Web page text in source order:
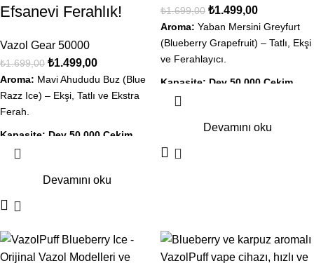
Efsanevi Ferahlık!
Vazol Gear 50000
₺1.699,00 ₺1.499,00
Aroma: Mavi Ahududu Buz (Blue
Razz Ice) – Ekşi, Tatlı ve Ekstra
Ferah.
Kapasite: Dev 50.000 Çekim
(Aylar süren kullanım).
Likit ve Şarj göstergeli
Teknoloji:
pürüzsüz lezzet.
Şarj:Type-C Hızlı Şarj desteği.
Devamını oku
₺1.699,00 ₺1.499,00
Aroma: Yaban Mersini Greyfurt
(Blueberry Grapefruit) – Tatlı, Ekşi
ve Ferahlayıcı.
Kapasite: Dev 50.000 Çekim
(Aylar süren kullanım).
Likit ve Şarj göstergeli
Teknoloji:
Gün Kargo İmkanı.
Devamını oku